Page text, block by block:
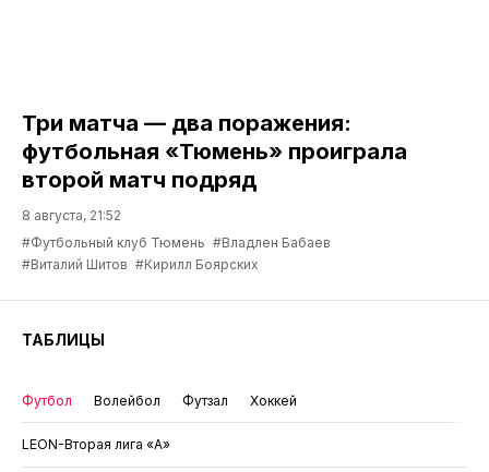
Три матча — два поражения:
футбольная «Тюмень» проиграла
второй матч подряд
8 августа, 21:52
#Футбольный клуб Тюмень #Владлен Бабаев
#Виталий Шитов #Кирилл Боярских
ТАБЛИЦЫ
Футбол Волейбол Футзал Хоккей
LEON-Вторая лига «А»